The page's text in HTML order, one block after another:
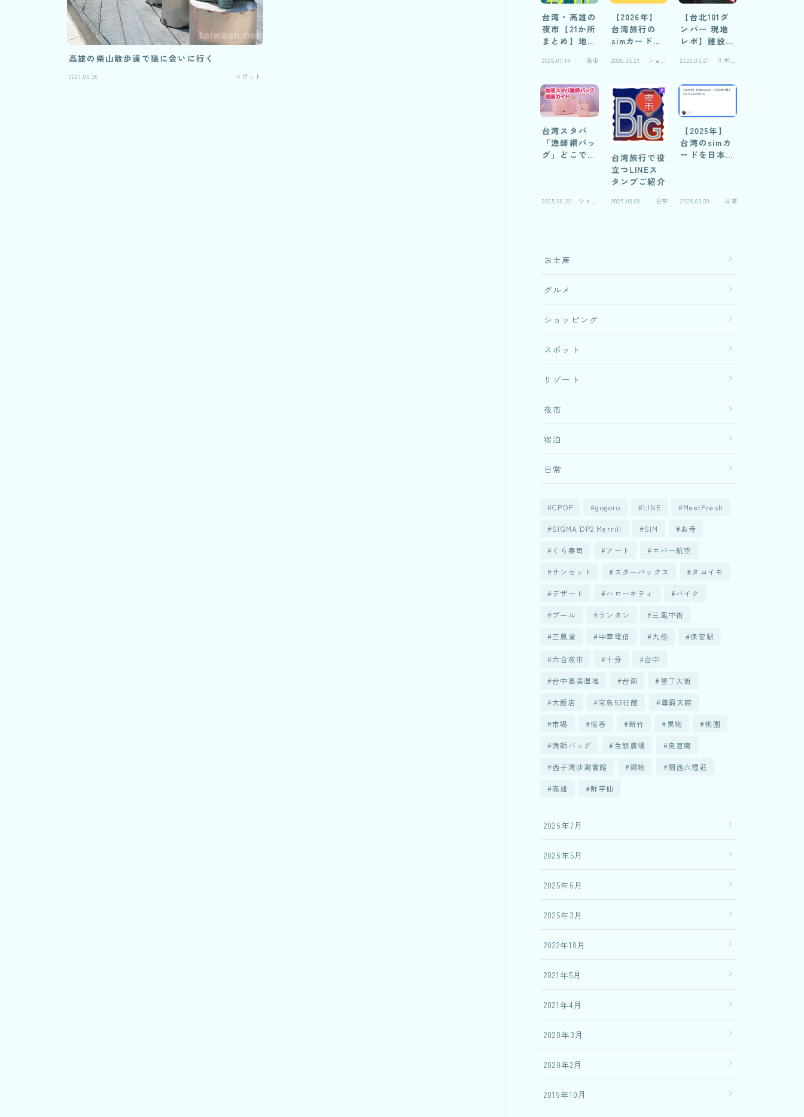
高雄の柴山散歩道で猿に会いに行く
2021.05.26 スポット
台湾・高雄の
夜市【21か所
まとめ】地元
た！おすすめ
市の実録
2026.07.14 夜市
【2026年】
台湾旅行の
simカードお
ビュー
2026.05.21
ショッ
【台北101ダ
ンパー 現地
レポ】建設中
解説
2026.05.21
スポッ
台湾スタバ
「漁師網バッ
グ」どこで売
2025.06.22
ショッ
台湾旅行で役
立つLINEス
タンプご紹介
2025.03.09 日常
【2025年】
台湾のsimカ
ードを日本で
2025.03.09 日常
お土産
グルメ
ショッピング
スポット
リゾート
夜市
宿泊
日常
CPOP gogoro LINE MeetFresh
SIGMA DP2 Merrill SIM お寺
くら寿司 アート エバー航空
サンセット スターバックス タロイモ
デザート ハローキティ バイク
プール ランタン 三鳳中街
三鳳堂 中華電信 九份 保安駅
六合夜市 十分 台中
台中高美湿地 台南 墾丁大街
大飯店 宝島53行館 尊爵天際
市場 恒春 新竹 果物 桃園
漁師バッグ 生態農場 臭豆腐
西子灣沙灘會館 鍋物 關西六福莊
高雄 鮮芋仙
2026年7月
2026年5月
2025年6月
2025年3月
2022年10月
2021年5月
2021年4月
2020年3月
2020年2月
2019年10月